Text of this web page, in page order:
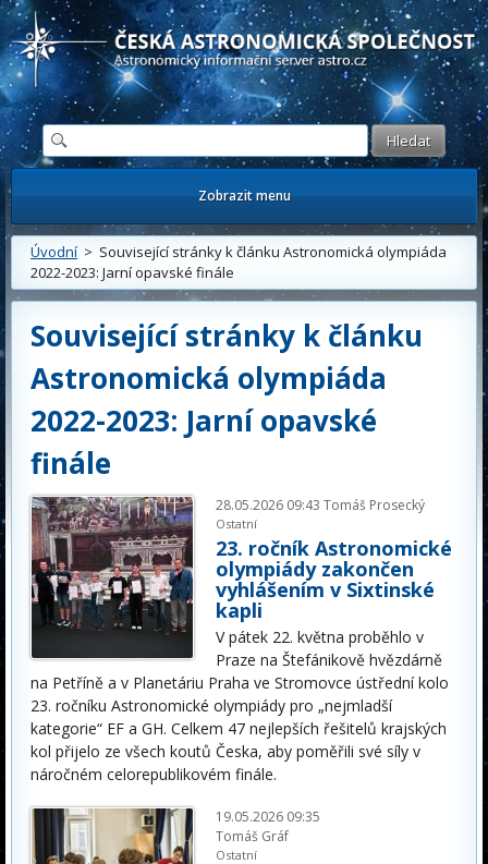
Česká astronomická společnost - Informační astronomický server
Zobrazit menu
Úvodní> Související stránky k článku Astronomická olympiáda
2022-2023: Jarní opavské finále
Související stránky k článku
Astronomická olympiáda
2022-2023: Jarní opavské
finále
28.05.2026 09:43 Tomáš Prosecký
Ostatní
23. ročník Astronomické
olympiády zakončen
vyhlášením v Sixtinské
kapli
V pátek 22. května proběhlo v
Praze na Štefánikově hvězdárně
na Petříně a v Planetáriu Praha ve Stromovce ústřední kolo
23. ročníku Astronomické olympiády pro „nejmladší
kategorie“ EF a GH. Celkem 47 nejlepších řešitelů krajských
kol přijelo ze všech koutů Česka, aby poměřili své síly v
náročném celorepublikovém finále.
19.05.2026 09:35
Tomáš Gráf
Ostatní